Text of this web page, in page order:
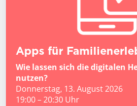
Apps für
Wie lassen sich die digitalen
nutzen?
Donnerstag, 13. August 2026
19:00 – 20:30 Uhr